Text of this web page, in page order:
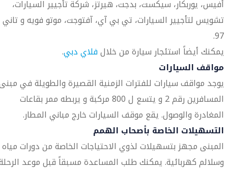
أفيس، يوربكار، سيكست، بدجت، هيرتز، شركة تأجيير السيارات،
تشويس لتأجيير السيارات، تي بي آي، آفتوجت، موتو فويه و تاني
97.
يمكنك أيضاً استئجار سيارة من خلالفلاي دبي.
مواقف السيارات
يوجد مواقف سيارات للفترات الزمنية القصيرة والطويلة في
المسافرين رقم 2 و يتسع ل 800 مركبة و يربطه ممر بقاعات
المغادرة والوصول. يقع موقف السيارات خارج مباني المطار.
التسهيلات الخاصة بأصحاب الهمم
المبنى مجهز بتسهيلات لذوي الاحتياجات الخاصة من دورات مياه
وسلالم كهربائية. يمكنك طلب المساعدة مسبقاً قبل موعد